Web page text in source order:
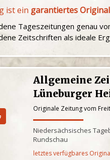
ist ein garantiertes Original
Tageszeitungen genau
Zeitschriften als ideale
Allgemeine
Lüneburger
Originale Zeitung vom
Niedersächsisches
Rundschau
letztes verfügbares